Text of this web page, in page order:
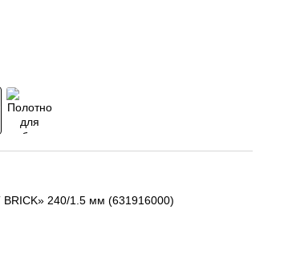
240/1.5 мм (631916000)